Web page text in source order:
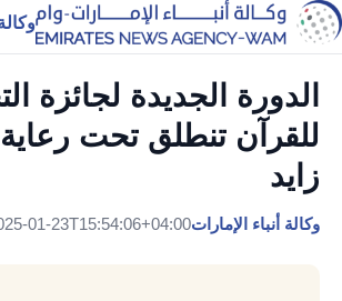
الدورة الجديدة لجائزة
للقرآن تنطلق تحت
زايد
وكالة أنباء الإمارات01-23T15:54:06+04:00